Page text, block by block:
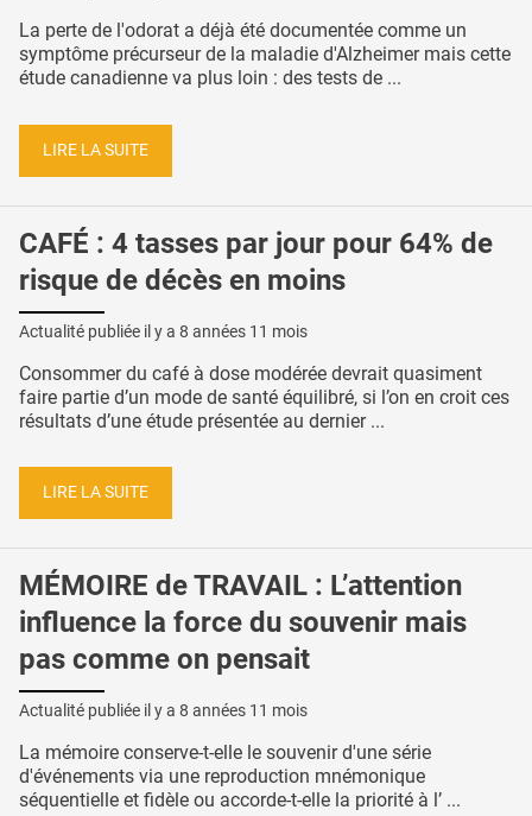
La perte de l'odorat a déjà été documentée comme un
symptôme précurseur de la maladie d'Alzheimer mais cette
étude canadienne va plus loin : des tests de ...
LIRE LA SUITE
CAFÉ : 4 tasses par jour pour 64% de
risque de décès en moins
Actualité publiée il y a 8 années 11 mois
Consommer du café à dose modérée devrait quasiment
faire partie d’un mode de santé équilibré, si l’on en croit ces
résultats d’une étude présentée au dernier ...
LIRE LA SUITE
MÉMOIRE de TRAVAIL : L’attention
influence la force du souvenir mais
pas comme on pensait
Actualité publiée il y a 8 années 11 mois
La mémoire conserve-t-elle le souvenir d'une série
d'événements via une reproduction mnémonique
séquentielle et fidèle ou accorde-t-elle la priorité à l’ ...